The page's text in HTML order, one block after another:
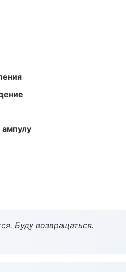
Буду возвращаться.